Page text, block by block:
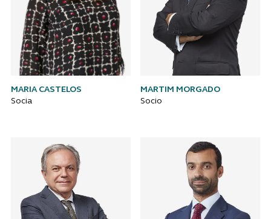
MARIA CASTELOS
Socia
MARTIM MORGADO
Socio